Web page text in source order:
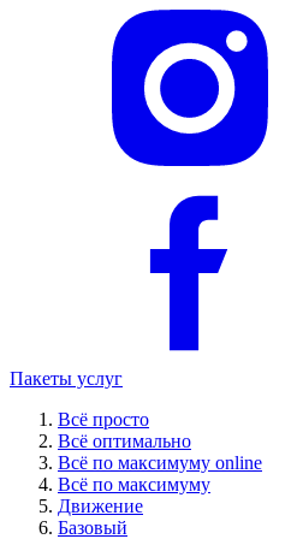
Пакеты услуг
Всё просто
Всё оптимально
Всё по максимуму online
Всё по максимуму
Движение
Базовый